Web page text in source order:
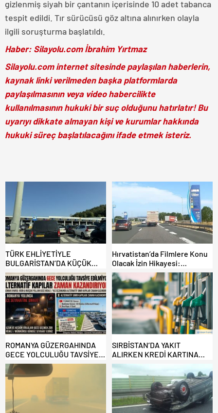
gizlenmiş siyah bir çantanın içerisinde 10 adet tabanca
tespit edildi. Tır sürücüsü göz altına alınırken olayla
ilgili soruşturma başlatıldı.
Haber: Silayolu.com İbrahim Yırtmaz
Silayolu.com internet sitesinde paylaşılan haberlerin,
kaynak linki verilmeden başka platformlarda
paylaşılmasının veya video habercilikte
kullanılmasının hukuki bir suç olduğunu hatırlatır! Bu
uyarıyı dikkate almayan kişi ve kurumlar hakkında
hukuki süreç başlatılacağını ifade etmek isteriz.
TÜRK EHLİYETİYLE
BULGARİSTAN’DA KÜÇÜK
HATA, ARACINA 6 AY EL
KONULMASINA YOL AÇTI
Hırvatistan’da Filmlere Konu
Olacak İzin Hikayesi:
Benzinlikte Eşini Unuttu!
ROMANYA GÜZERGAHINDA
GECE YOLCULUĞU TAVSİYE
EDİLMİYOR: ALTERNATİF
KAPILAR ZAMAN
KAZANDIRIYOR!
SIRBİSTAN’DA YAKIT
ALIRKEN KREDİ KARTINA
DİKKAT: MAĞDUR OLMAYIN!